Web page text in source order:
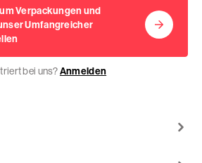
Verpackungen und
Umfangreicher
bei uns?Anmelden